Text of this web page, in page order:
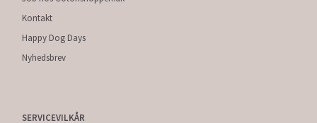
Kontakt
Happy Dog Days
Nyhedsbrev
SERVICEVILKÅR